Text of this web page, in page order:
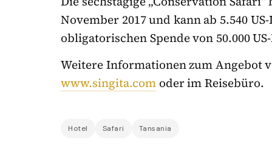
November 2017 und kann ab 5.540
obligatorischen Spende von 50.000
Weitere Informationen zum Angebot
www.singita.com oder im Reisebüro.
Hotel Safari Tansania